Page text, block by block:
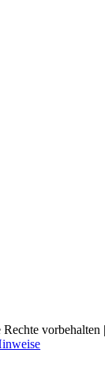
vorbehalten |